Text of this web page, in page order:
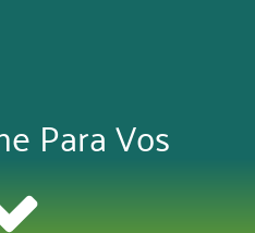
Para Vos